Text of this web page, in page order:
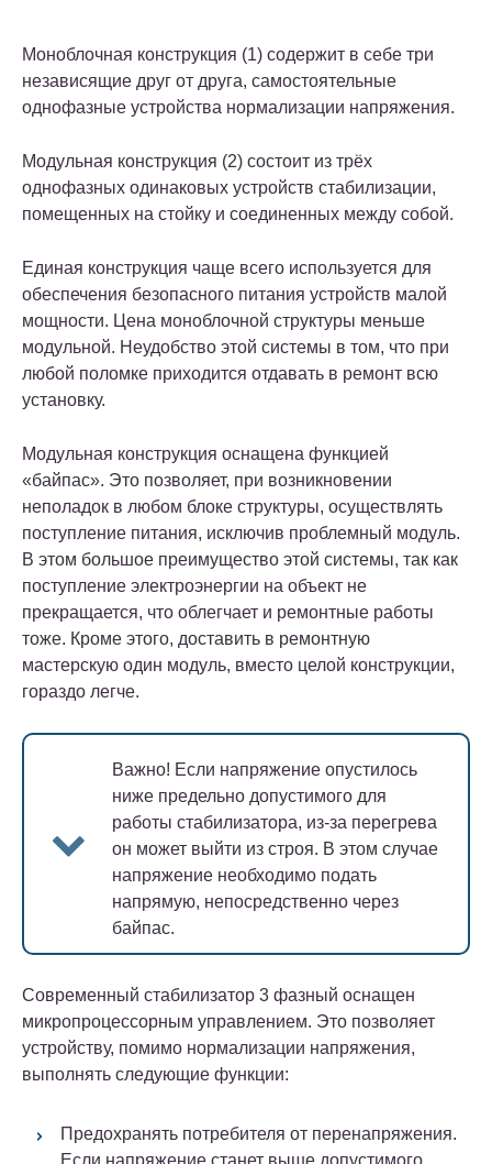
Моноблочная конструкция (1) содержит в себе три
независящие друг от друга, самостоятельные
однофазные устройства нормализации напряжения.
Модульная конструкция (2) состоит из трёх
однофазных одинаковых устройств стабилизации,
помещенных на стойку и соединенных между собой.
Единая конструкция чаще всего используется для
обеспечения безопасного питания устройств малой
мощности. Цена моноблочной структуры меньше
модульной. Неудобство этой системы в том, что при
любой поломке приходится отдавать в ремонт всю
установку.
Модульная конструкция оснащена функцией
«байпас». Это позволяет, при возникновении
неполадок в любом блоке структуры, осуществлять
поступление питания, исключив проблемный модуль.
В этом большое преимущество этой системы, так как
поступление электроэнергии на объект не
прекращается, что облегчает и ремонтные работы
тоже. Кроме этого, доставить в ремонтную
мастерскую один модуль, вместо целой конструкции,
гораздо легче.
Важно! Если напряжение опустилось
ниже предельно допустимого для
работы стабилизатора, из-за перегрева
он может выйти из строя. В этом случае
напряжение необходимо подать
напрямую, непосредственно через
байпас.
Современный стабилизатор 3 фазный оснащен
микропроцессорным управлением. Это позволяет
устройству, помимо нормализации напряжения,
выполнять следующие функции:
Предохранять потребителя от перенапряжения.
Если напряжение станет выше допустимого,